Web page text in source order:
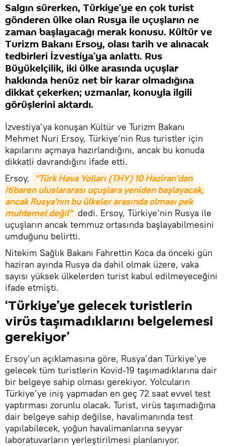
Salgın sürerken, Türkiye’ye en çok turist
gönderen ülke olan Rusya ile uçuşların ne
zaman başlayacağı merak konusu. Kültür ve
Turizm Bakanı Ersoy, olası tarih ve alınacak
tedbirleri İzvestiya’ya anlattı. Rus
Büyükelçilik, iki ülke arasında uçuşlar
hakkında henüz net bir karar olmadığına
dikkat çekerken; uzmanlar, konuyla ilgili
görüşlerini aktardı.
İzvestiya’ya konuşan Kültür ve Turizm Bakanı
Mehmet Nuri Ersoy, Türkiye’nin Rus turistler için
kapılarını açmaya hazırlandığını, ancak bu konuda
dikkatli davrandığını ifade etti.
Ersoy,
“Türk Hava Yolları (THY) 10 Haziran’dan
itibaren uluslararası uçuşlara yeniden başlayacak,
ancak Rusya’nın bu ülkeler arasında olması pek
muhtemel değil” dedi. Ersoy, Türkiye’nin Rusya ile
uçuşların ancak temmuz ortasında başlayabilmesini
umduğunu belirtti.
Nitekim Sağlık Bakanı Fahrettin Koca da önceki gün
haziran ayında Rusya da dahil olmak üzere, vaka
sayısı yüksek ülkelerden turist kabul edilmeyeceğini
ifade etmişti.
‘Türkiye’ye gelecek turistlerin
virüs taşımadıklarını belgelemesi
gerekiyor’
Ersoy’un açıklamasına göre, Rusya’dan Türkiye’ye
gelecek tüm turistlerin Kovid-19 taşımadıklarına dair
bir belgeye sahip olması gerekiyor. Yolcuların
Türkiye’ye iniş yapmadan en geç 72 saat evvel test
yaptırması zorunlu olacak. Turist, virüs taşımadığına
dair belgeye sahip değilse, havalimanında test
yapılabilecek, yoğun havalimanlarına seyyar
laboratuvarların yerleştirilmesi planlanıyor.